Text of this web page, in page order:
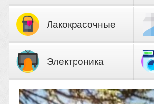
Лакокрасочные
Электроника